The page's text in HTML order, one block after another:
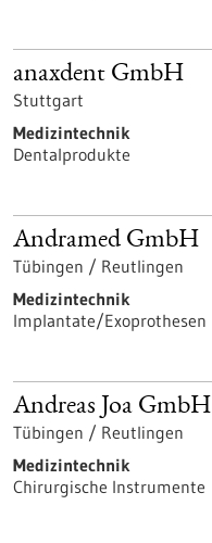
anaxdent GmbH
Stuttgart
Medizintechnik
Dentalprodukte
Andramed GmbH
Tübingen / Reutlingen
Medizintechnik
Implantate/Exoprothesen
Andreas Joa GmbH
Tübingen / Reutlingen
Medizintechnik
Chirurgische Instrumente